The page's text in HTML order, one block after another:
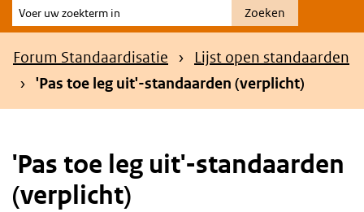
Voer
uw
zoekterm
Zoeken
Kruimelpad
Forum Standaardisatie
Lijst open standaarden
'Pas toe leg uit'-standaarden (verplicht)
'Pas toe leg uit'-standaarden
(verplicht)